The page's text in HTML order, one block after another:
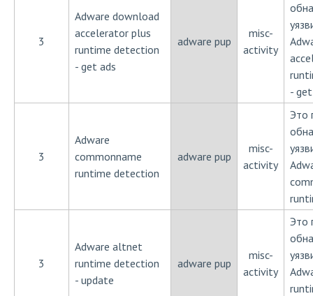
3
Adware download
accelerator plus
runtime detection
- get ads
adware pup
misc-
activity
-
3
Adware
commonname
runtime detection
adware pup
misc-
activity
Это
3
Adware altnet
runtime detection
- update
adware pup
misc-
activity
Это